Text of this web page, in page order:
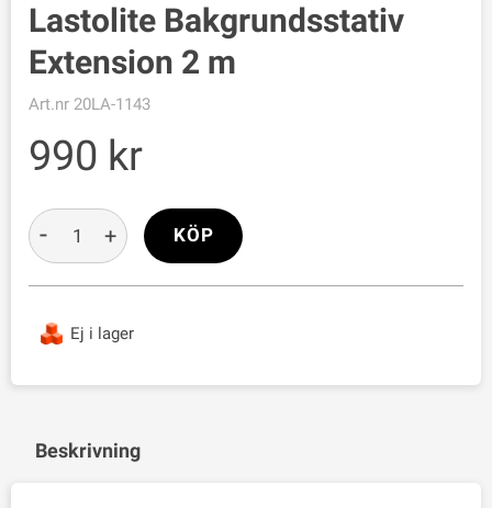
Lastolite Bakgrundsstativ
Extension 2 m
Art.nr 20LA-1143
990
Ej i lager
- + KÖP
Beskrivning